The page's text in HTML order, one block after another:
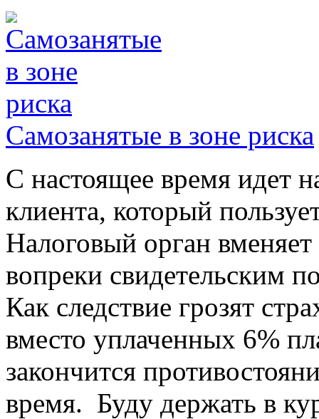
Самозанятые в зоне риска
С настоящее время идет
клиента, который
Налоговый орган
вопреки свидетельским
Как следствие грозят
вместо уплаченных 6%
закончится
время. Буду держать в